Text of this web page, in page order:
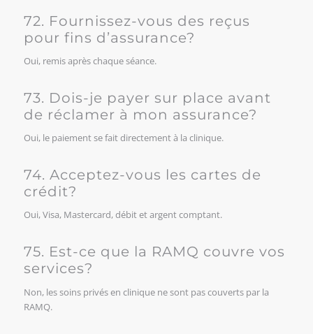
72. Fournissez-vous des reçus
pour fins d’assurance?
Oui, remis après chaque séance.
73. Dois-je payer sur place avant
de réclamer à mon assurance?
Oui, le paiement se fait directement à la clinique.
74. Acceptez-vous les cartes de
crédit?
Oui, Visa, Mastercard, débit et argent comptant.
75. Est-ce que la RAMQ couvre vos
services?
Non, les soins privés en clinique ne sont pas couverts par la
RAMQ.